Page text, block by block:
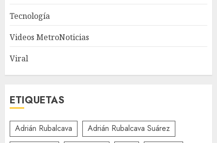
Tecnología
Videos MetroNoticias
Viral
ETIQUETAS
Adrián Rubalcava
Adrián Rubalcava Suárez